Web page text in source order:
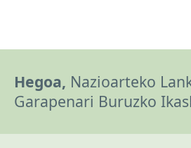
Hegoa, Nazioarteko
Garapenari Buruzko